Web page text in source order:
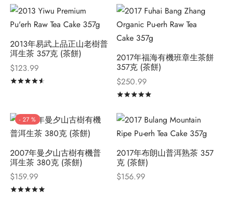
2013年易武上品正山老樹普
洱生茶 357克 (茶餅)
$123.99
2017年福海有機班章生茶餅
357克 (茶餅)
$250.99
- 27 %
2007年曼夕山古樹有機普
洱生茶 380克 (茶餅)
$159.99
2017年布朗山普洱熟茶 357
克 (茶餅)
$156.99